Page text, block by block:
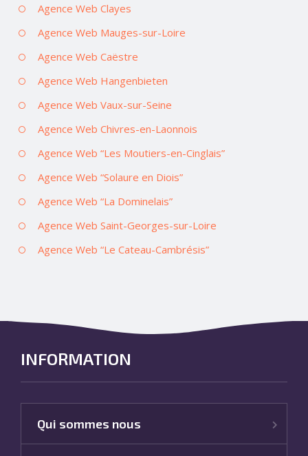
Agence Web Clayes
Agence Web Mauges-sur-Loire
Agence Web Caëstre
Agence Web Hangenbieten
Agence Web Vaux-sur-Seine
Agence Web Chivres-en-Laonnois
Agence Web “Les Moutiers-en-Cinglais”
Agence Web “Solaure en Diois”
Agence Web “La Dominelais”
Agence Web Saint-Georges-sur-Loire
Agence Web “Le Cateau-Cambrésis”
INFORMATION
Qui sommes nous